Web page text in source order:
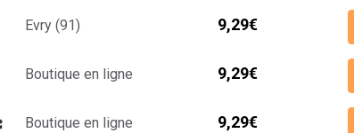
Evry (91) 9,29€
Boutique en ligne 9,29€
Boutique en ligne 9,29€